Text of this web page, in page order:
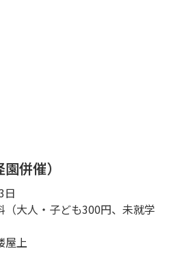
併催）
日
大人・子ども300円、未就学
上